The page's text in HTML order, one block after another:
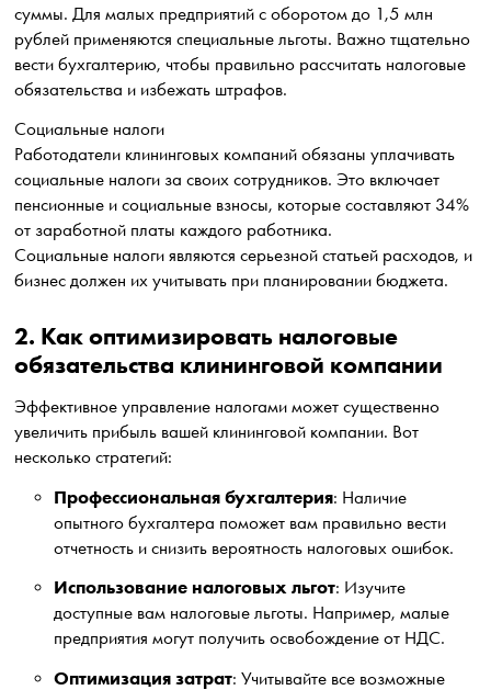
суммы. Для малых предприятий с оборотом до 1,5 млн
рублей применяются специальные льготы. Важно тщательно
вести бухгалтерию, чтобы правильно рассчитать налоговые
обязательства и избежать штрафов.
Социальные налоги
Работодатели клининговых компаний обязаны уплачивать
социальные налоги за своих сотрудников. Это включает
пенсионные и социальные взносы, которые составляют 34%
от заработной платы каждого работника.
Социальные налоги являются серьезной статьей расходов, и
бизнес должен их учитывать при планировании бюджета.
2. Как оптимизировать налоговые
обязательства клининговой компании
Эффективное управление налогами может существенно
увеличить прибыль вашей клининговой компании. Вот
несколько стратегий:
Профессиональная бухгалтерия: Наличие
опытного бухгалтера поможет вам правильно вести
отчетность и снизить вероятность налоговых ошибок.
Использование налоговых льгот: Изучите
доступные вам налоговые льготы. Например, малые
предприятия могут получить освобождение от НДС.
Оптимизация затрат: Учитывайте все возможные